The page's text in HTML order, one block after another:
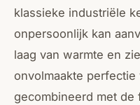
klassieke industriële
onpersoonlijk kan
laag van warmte en
onvolmaakte perfectie
gecombineerd met de